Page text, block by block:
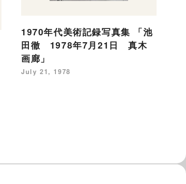
1970年代美術記録写真集 「池
田徹 1978年7月21日 真木
画廊」
July 21, 1978